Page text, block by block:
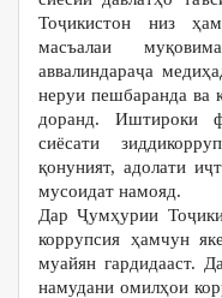
Тоҷикистон низ
масъалаи
аввалиндараҷа
неруи пешбаранда
доранд. Иштироки
сиёсати
қонуният, адолати
мусоидат намояд.
Дар Ҷумҳурии
коррупсия ҳамчун
муайян гардидааст.
намудани омилҳои